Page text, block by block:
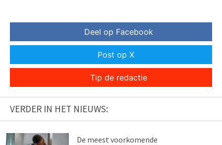
Deel op Facebook
Post op X
Tip de redactie
VERDER IN HET NIEUWS:
De meest voorkomende